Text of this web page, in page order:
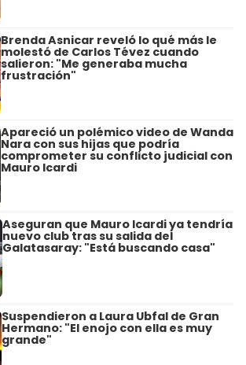
Brenda Asnicar reveló lo qué más le
molestó de Carlos Tévez cuando
salieron: "Me generaba mucha
frustración"
Apareció un polémico video de Wanda
Nara con sus hijas que podría
comprometer su conflicto judicial con
Mauro Icardi
Aseguran que Mauro Icardi ya tendría
nuevo club tras su salida del
Galatasaray: "Está buscando casa"
Suspendieron a Laura Ubfal de Gran
Hermano: "El enojo con ella es muy
grande"